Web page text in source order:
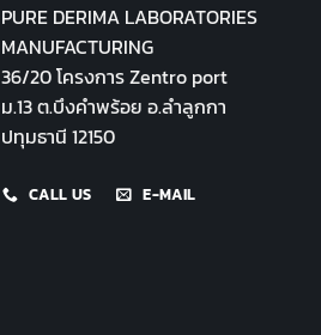
PURE DERIMA LABORATORIES
MANUFACTURING
36/20 โครงการ Zentro port
ม.13 ต.บึงคำพร้อย อ.ลำลูกกา
ปทุมธานี 12150
CALL US E-MAIL